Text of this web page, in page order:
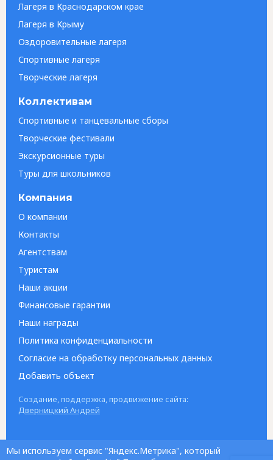
Лагеря в Краснодарском крае
Лагеря в Крыму
Оздоровительные лагеря
Спортивные лагеря
Творческие лагеря
Коллективам
Спортивные и танцевальные сборы
Творческие фестивали
Экскурсионные туры
Туры для школьников
Компания
О компании
Контакты
Агентствам
Туристам
Наши акции
Финансовые гарантии
Наши награды
Политика конфиденциальности
Согласие на обработку персональных данных
Добавить объект
Создание, поддержка, продвижение сайта:
Дверницкий Андрей
Мы используем сервис "Яндекс.Метрика", который